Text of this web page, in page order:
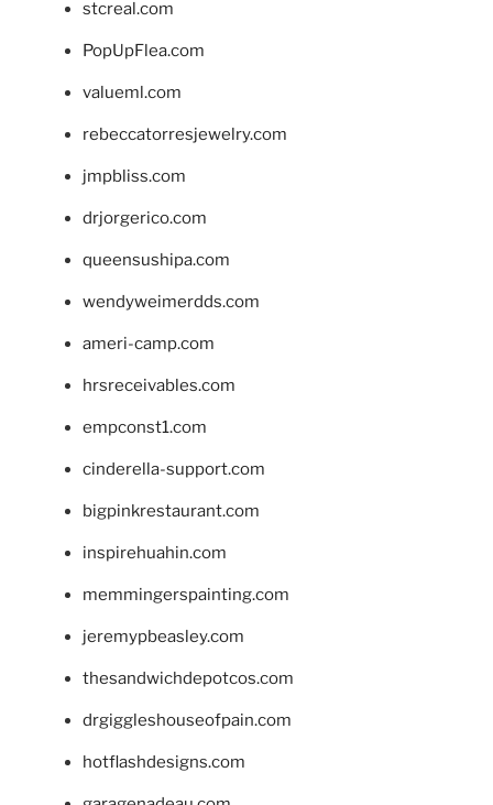
stcreal.com
PopUpFlea.com
valueml.com
rebeccatorresjewelry.com
jmpbliss.com
drjorgerico.com
queensushipa.com
wendyweimerdds.com
ameri-camp.com
hrsreceivables.com
empconst1.com
cinderella-support.com
bigpinkrestaurant.com
inspirehuahin.com
memmingerspainting.com
jeremypbeasley.com
thesandwichdepotcos.com
drgiggleshouseofpain.com
hotflashdesigns.com